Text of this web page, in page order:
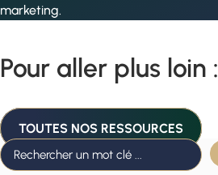
marketing.
Pour aller plus loin :
TOUTES NOS RESSOURCES